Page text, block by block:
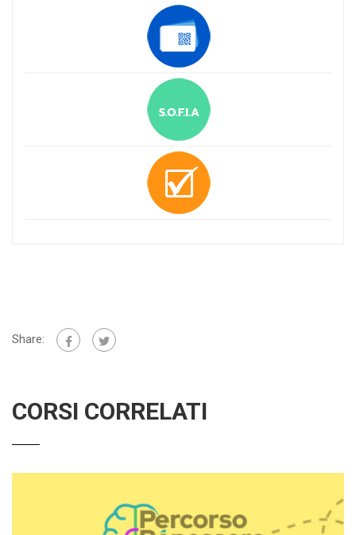
Share:
CORSI CORRELATI